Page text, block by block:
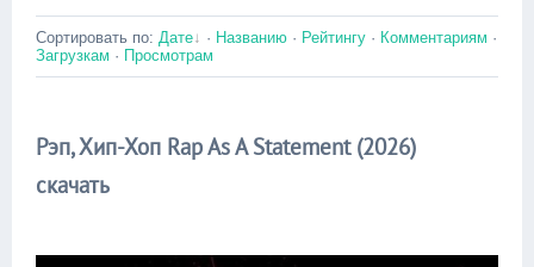
Сортировать по: Дате · Названию · Рейтингу · Комментариям ·
Загрузкам · Просмотрам
Рэп, Хип-Хоп Rap As A Statement (2026)
скачать